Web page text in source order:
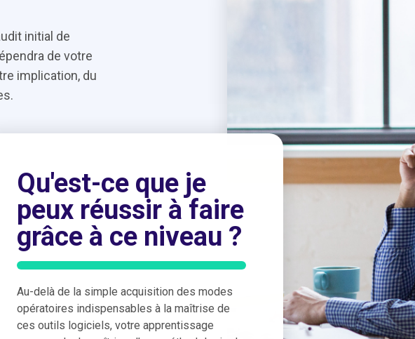
initial de
de votre
implication, du
Qu'est-ce que je
peux réussir à faire
grâce à ce niveau ?
Au-delà de la simple acquisition des modes
opératoires indispensables à la maîtrise de
ces outils logiciels, votre apprentissage